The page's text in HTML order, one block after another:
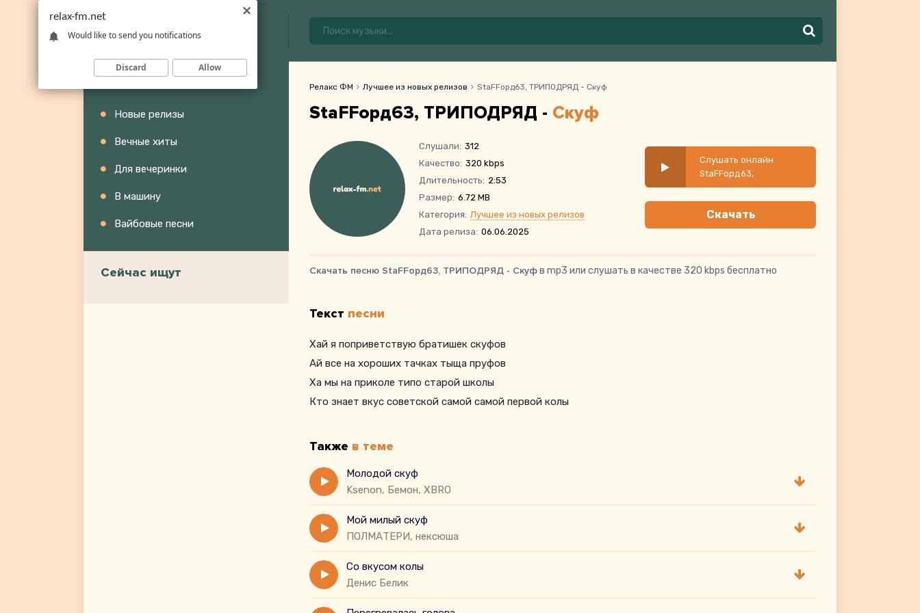
Новые релизы
Вечные хиты
Для вечеринки
В машину
Вайбовые песни
Сейчас ищут
Релакс ФМ Лучшее из новых релизов StaFFорд63, ТРИПОДРЯД - Скуф
StaFFорд63, ТРИПОДРЯД - Скуф
Слушали: 312
Качество: 320 kbps
Длительность: 2:53
Размер: 6.72 MB
Категория: Лучшее из новых релизов
Дата релиза: 06.06.2025
Слушать онлайн
StaFFорд63,
ТРИПОДРЯД - Скуф
Скачать
Скачать песню StaFFорд63, ТРИПОДРЯД - Скуфв mp3 или слушать в качестве 320 kbps бесплатно
Текст песни
Хай я поприветствую братишек скуфов
Ай все на хороших тачках тыща пруфов
Ха мы на приколе типо старой школы
Кто знает вкус советской самой самой первой колы
Также в теме
Молодой скуф
Ksenon, Бемон, XBRO
Мой милый скуф
ПОЛМАТЕРИ, нексюша
Со вкусом колы
Денис Белик
relax-fm.net
Would like to send you notifications
Discard Allow